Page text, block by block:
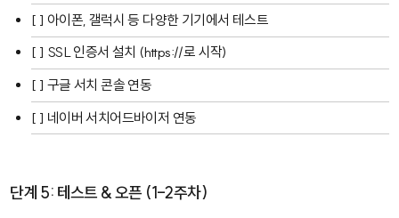
[ ] 아이폰, 갤럭시 등 다양한 기기에서 테스트
[ ] SSL 인증서 설치 (https://로 시작)
[ ] 구글 서치 콘솔 연동
[ ] 네이버 서치어드바이저 연동
단계 5: 테스트 & 오픈 (1-2주차)